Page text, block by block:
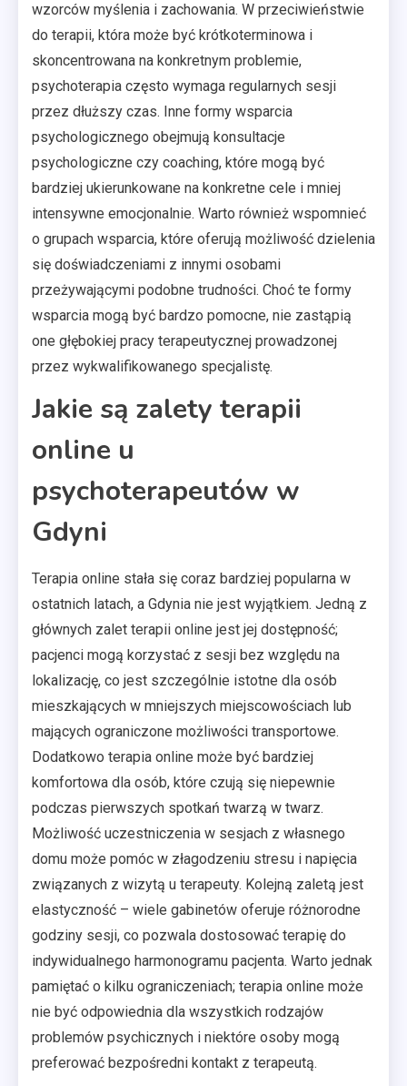
wzorców myślenia i zachowania. W przeciwieństwie
do terapii, która może być krótkoterminowa i
skoncentrowana na konkretnym problemie,
psychoterapia często wymaga regularnych sesji
przez dłuższy czas. Inne formy wsparcia
psychologicznego obejmują konsultacje
psychologiczne czy coaching, które mogą być
bardziej ukierunkowane na konkretne cele i mniej
intensywne emocjonalnie. Warto również wspomnieć
o grupach wsparcia, które oferują możliwość dzielenia
się doświadczeniami z innymi osobami
przeżywającymi podobne trudności. Choć te formy
wsparcia mogą być bardzo pomocne, nie zastąpią
one głębokiej pracy terapeutycznej prowadzonej
przez wykwalifikowanego specjalistę.
Jakie są zalety terapii
online u
psychoterapeutów w
Gdyni
Terapia online stała się coraz bardziej popularna w
ostatnich latach, a Gdynia nie jest wyjątkiem. Jedną z
głównych zalet terapii online jest jej dostępność;
pacjenci mogą korzystać z sesji bez względu na
lokalizację, co jest szczególnie istotne dla osób
mieszkających w mniejszych miejscowościach lub
mających ograniczone możliwości transportowe.
Dodatkowo terapia online może być bardziej
komfortowa dla osób, które czują się niepewnie
podczas pierwszych spotkań twarzą w twarz.
Możliwość uczestniczenia w sesjach z własnego
domu może pomóc w złagodzeniu stresu i napięcia
związanych z wizytą u terapeuty. Kolejną zaletą jest
elastyczność – wiele gabinetów oferuje różnorodne
godziny sesji, co pozwala dostosować terapię do
indywidualnego harmonogramu pacjenta. Warto jednak
pamiętać o kilku ograniczeniach; terapia online może
nie być odpowiednia dla wszystkich rodzajów
problemów psychicznych i niektóre osoby mogą
preferować bezpośredni kontakt z terapeutą.